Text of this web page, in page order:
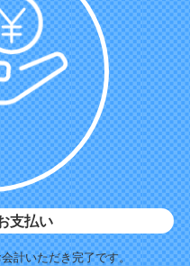
支払い
計いただき完了です。